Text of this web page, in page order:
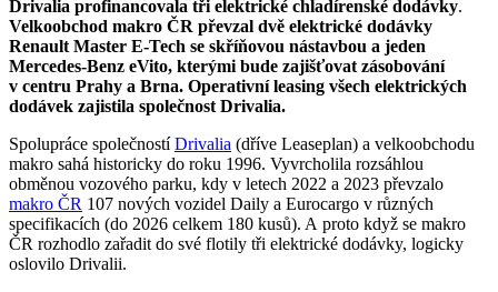
Drivalia profinancovala tři elektrické chladírenské dodávky.
Velkoobchod makro ČR převzal dvě elektrické dodávky
Renault Master E-Tech se skříňovou nástavbou a jeden
Mercedes-Benz eVito, kterými bude zajišťovat zásobování
v centru Prahy a Brna. Operativní leasing všech elektrických
dodávek zajistila společnost Drivalia.
Spolupráce společnostíDrivalia (dříve Leaseplan) a velkoobchodu
makro sahá historicky do roku 1996. Vyvrcholila rozsáhlou
obměnou vozového parku, kdy v letech 2022 a 2023 převzalo
makro ČR 107 nových vozidel Daily a Eurocargo v různých
specifikacích (do 2026 celkem 180 kusů). A proto když se makro
ČR rozhodlo zařadit do své flotily tři elektrické dodávky, logicky
oslovilo Drivalii.